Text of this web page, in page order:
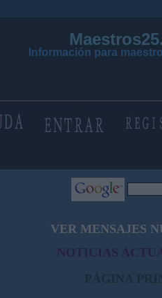
Información para
VER MENSAJES
NOTICIAS
PÁGINA